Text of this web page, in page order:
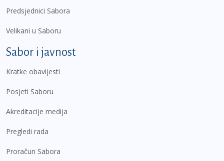
Predsjednici Sabora
Velikani u Saboru
Sabor i javnost
Kratke obavijesti
Posjeti Saboru
Akreditacije medija
Pregledi rada
Proračun Sabora